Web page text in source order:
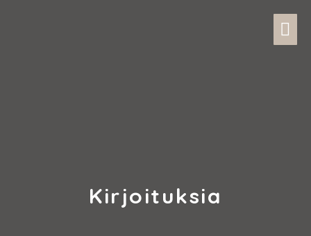
Kirjoituksia